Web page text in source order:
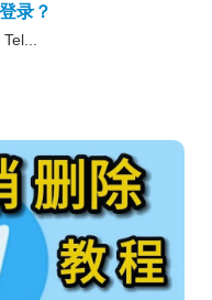
录？